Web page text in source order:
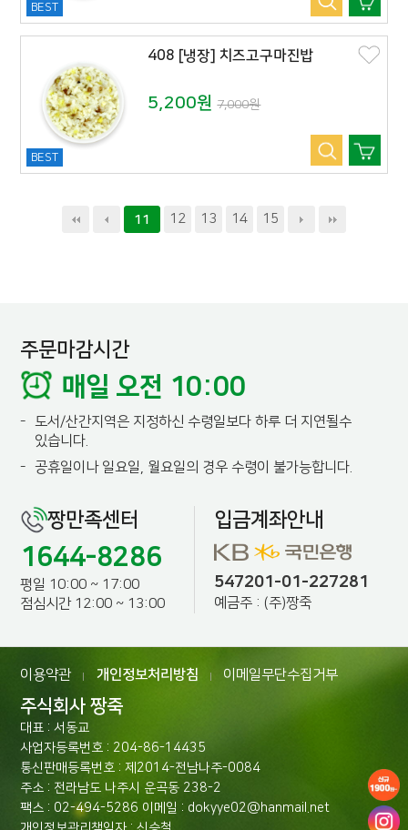
BEST
BEST
408 [냉장] 치즈고구마진밥
5,200원7,000원
11 12 13 14 15
주문마감시간
매일 오전 10:00
-
도서/산간지역은 지정하신 수령일보다 하루 더 지연될수
있습니다.
-
공휴일이나 일요일, 월요일의 경우 수령이 불가능합니다.
짱만족센터
1644-8286
평일 10:00 ~ 17:00
점심시간 12:00 ~ 13:00
입금계좌안내
547201-01-227281
예금주 : (주)짱죽
이용약관 개인정보처리방침 이메일무단수집거부
주식회사 짱죽
대표 : 서동교
사업자등록번호 : 204-86-14435
통신판매등록번호 : 제2014-전남나주-0084
주소 : 전라남도 나주시 운곡동 238-2
팩스 : 02-494-5286 이메일 : dokyye02@hanmail.net